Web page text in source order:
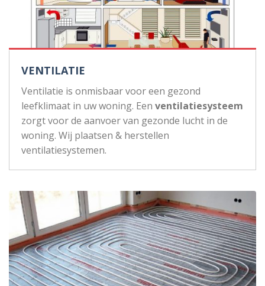
VENTILATIE
Ventilatie is onmisbaar voor een gezond
leefklimaat in uw woning. Een ventilatiesysteem
zorgt voor de aanvoer van gezonde lucht in de
woning. Wij plaatsen & herstellen
ventilatiesystemen.